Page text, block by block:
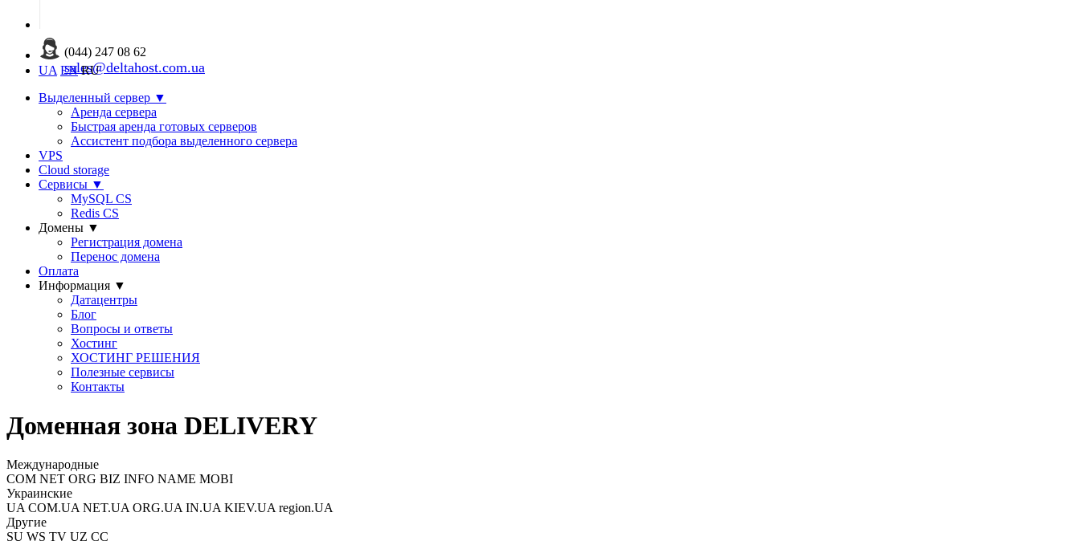
(044) 247 08 62
sales@deltahost.com.ua
UA EN RU
Выделенный сервер ▼
Аренда сервера
Быстрая аренда готовых серверов
Ассистент подбора выделенного сервера
VPS
Cloud storage
Сервисы ▼
MySQL CS
Redis CS
Домены ▼
Регистрация домена
Перенос домена
Оплата
Информация ▼
Датацентры
Блог
Вопросы и ответы
Хостинг
ХОСТИНГ РЕШЕНИЯ
Полезные сервисы
Контакты
Доменная зона DELIVERY
Международные
COM NET ORG BIZ INFO NAME MOBI
Украинские
UA COM.UA NET.UA ORG.UA IN.UA KIEV.UA region.UA
Другие
SU WS TV UZ CC